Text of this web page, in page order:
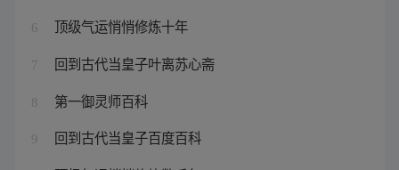
6 顶级气运悄悄修炼十年
7 回到古代当皇子叶离苏心斋
8 第一御灵师百科
9 回到古代当皇子百度百科